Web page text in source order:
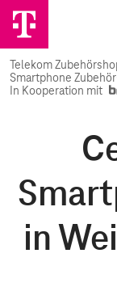
Telekom
Smartphone Zubehör
In Kooperation mit
in